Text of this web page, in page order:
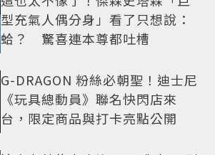
型充氣人偶分身」看了只想說：
蛤？ 驚喜連本尊都吐槽
G-DRAGON 粉絲必朝聖！迪士尼
《玩具總動員》聯名快閃店來
台，限定商品與打卡亮點公開